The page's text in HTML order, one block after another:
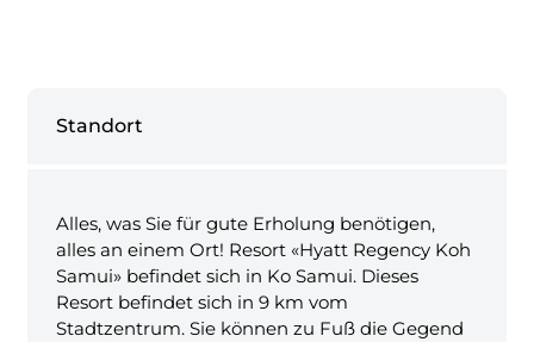
Standort
Alles, was Sie für gute Erholung benötigen,
alles an einem Ort! Resort «Hyatt Regency Koh
Samui» befindet sich in Ko Samui. Dieses
Resort befindet sich in 9 km vom
Stadtzentrum. Sie können zu Fuß die Gegend